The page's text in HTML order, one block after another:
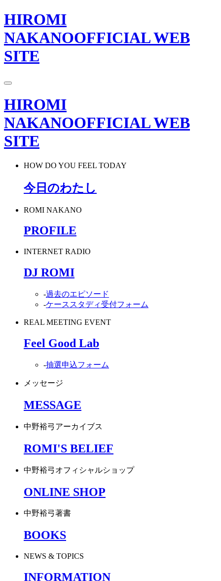
HIROMI
NAKANOOFFICIAL WEB
SITE
HIROMI
NAKANOOFFICIAL WEB
SITE
HOW DO YOU FEEL TODAY
今日のわたし
ROMI NAKANO
PROFILE
INTERNET RADIO
DJ ROMI
-過去のエピソード
-ケーススタディ受付フォーム
REAL MEETING EVENT
Feel Good Lab
-抽選申込フォーム
メッセージ
MESSAGE
中野裕弓アーカイブス
ROMI'S BELIEF
中野裕弓オフィシャルショップ
ONLINE SHOP
中野裕弓著書
BOOKS
NEWS & TOPICS
INFORMATION